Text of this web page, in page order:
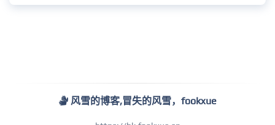
风雪的博客,冒失的风雪，fookxue